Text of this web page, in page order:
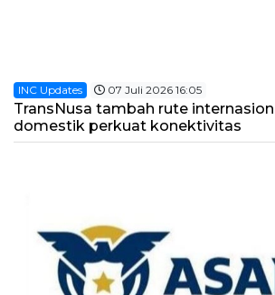
INC Updates 07 Juli 2026 16:05
TransNusa tambah rute
domestik perkuat konektivitas